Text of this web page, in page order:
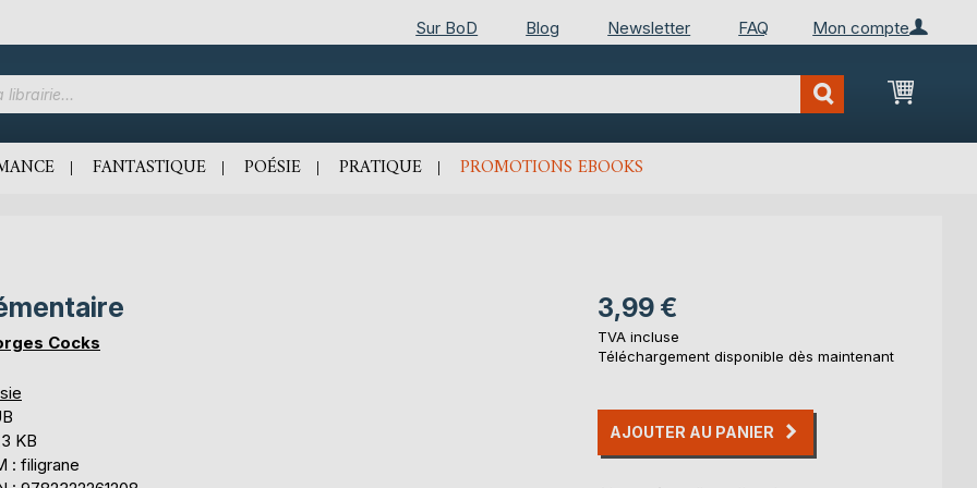
Mon compte
Sur BoD Blog Newsletter FAQ
Mon
FANTASTIQUE POÉSIE PRATIQUE PROMOTIONS EBOOKS
Cocks
KB
: filigrane
3,99 €
TVA incluse
Téléchargement disponible dès maintenant
AJOUTER AU PANIER